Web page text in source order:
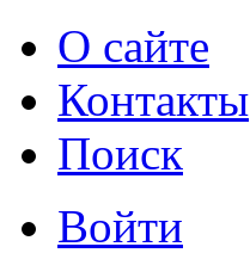
О сайте
Контакты
Поиск
Войти